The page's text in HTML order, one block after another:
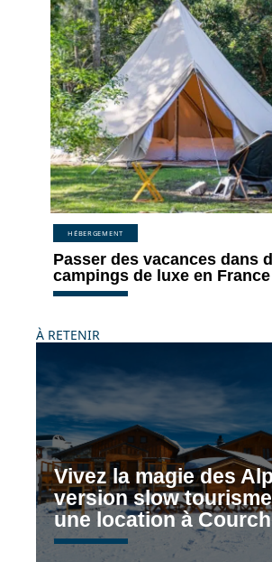
HÉBERGEMENT
Passer des vacances dans
campings de luxe en France
À RETENIR
Vivez la magie des
version slow
une location à